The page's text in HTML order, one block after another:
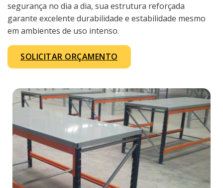
segurança no dia a dia, sua estrutura reforçada
garante excelente durabilidade e estabilidade mesmo
em ambientes de uso intenso.
SOLICITAR ORÇAMENTO